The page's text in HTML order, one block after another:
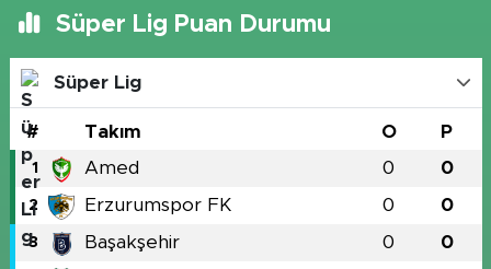
Süper Lig Puan Durumu
Süper Lig
# Takım O P
1 Amed 0 0
2 Erzurumspor FK 0 0
3 Başakşehir 0 0